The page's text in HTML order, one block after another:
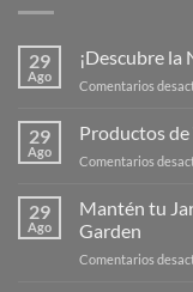
29
Ago
¡Descubre la
Comentarios
29
Ago
Productos
Comentarios
29
Ago
Mantén tu
Garden
Comentarios